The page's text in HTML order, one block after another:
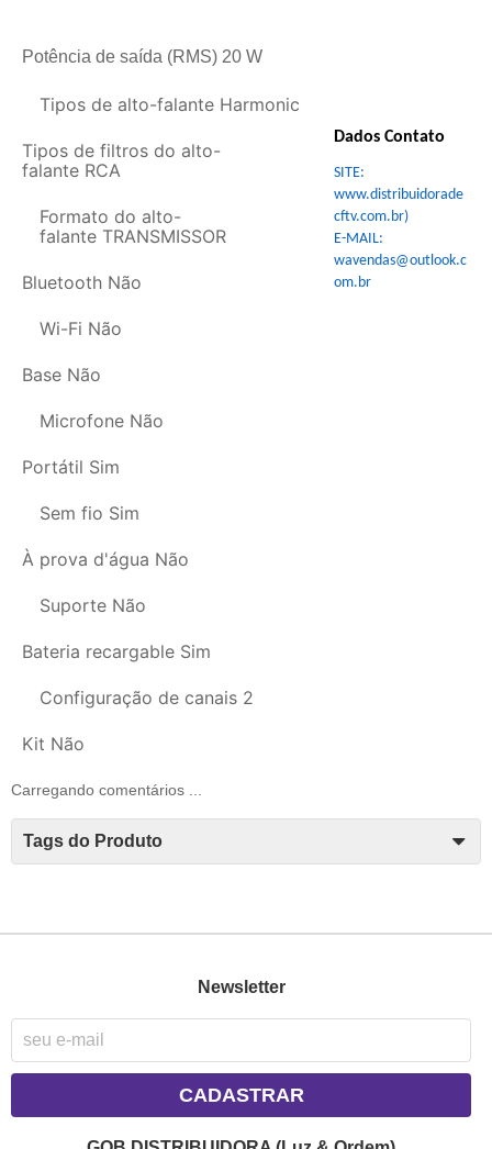
Potência de saída (RMS) 20 W
Tipos de alto-falante Harmonic
Tipos de filtros do alto-
falante RCA
Formato do alto-
falante TRANSMISSOR
Bluetooth Não
Wi-Fi Não
Base Não
Microfone Não
Portátil Sim
Sem fio Sim
À prova d'água Não
Suporte Não
Bateria recargable Sim
Configuração de canais 2
Kit Não
Dados Contato
SITE:
www.distribuidorade
cftv.com.br)
E-MAIL:
wavendas@outlook.c
om.br
Carregando comentários ...
Tags do Produto
Newsletter
CADASTRAR